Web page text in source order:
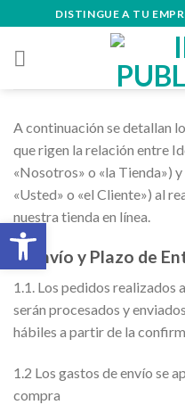
Abrir barra de herramientas
to
content
DISTINGUE A TU
A continuación se detallan
que rigen la relación entre
«Nosotros» o «la Tienda»)
«Usted» o «el Cliente») al
nuestra tienda en línea.
1. Envío y Plazo de
1.1. Los pedidos realizados
serán procesados y
hábiles a partir de la
1.2 Los gastos de envío se
compra